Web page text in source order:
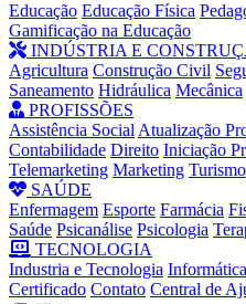
Educação Educação Física
Gamificação na Educação
INDÚSTRIA E
Agricultura Construção Civil
Saneamento Hidráulica Mecânica
PROFISSÕES
Assistência Social Atualização
Contabilidade Direito Iniciação
Telemarketing Marketing Turismo
SAÚDE
Enfermagem Esporte Farmácia
Saúde Psicanálise Psicologia
TECNOLOGIA
Industria e Tecnologia Informática
Certificado Contato Central de